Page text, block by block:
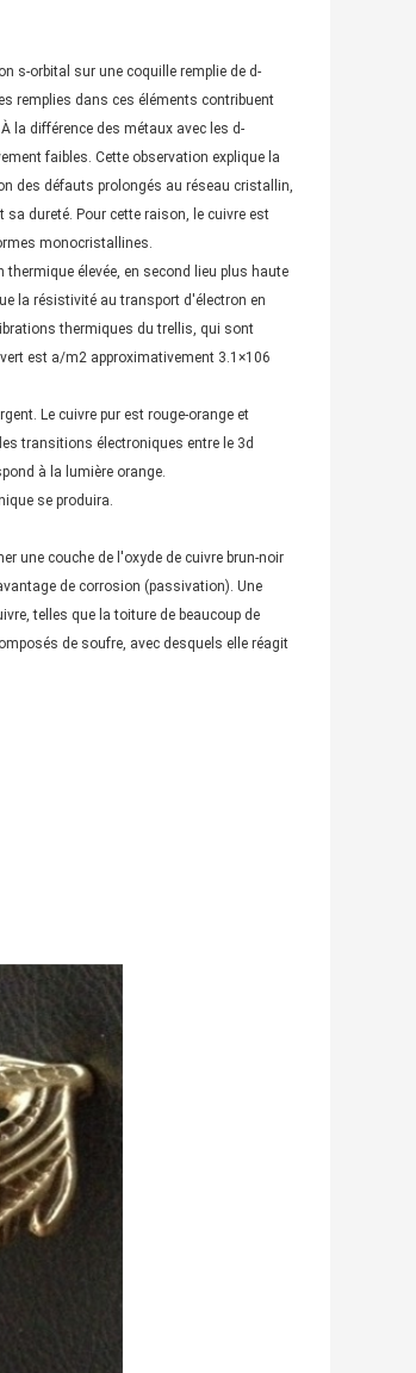
s-orbital sur une coquille remplie de d-
remplies dans ces éléments contribuent
la différence des métaux avec les d-
faibles. Cette observation explique la
des défauts prolongés au réseau cristallin,
dureté. Pour cette raison, le cuivre est
monocristallines.
élevée, en second lieu plus haute
la résistivité au transport d'électron en
thermiques du trellis, qui sont
est a/m2 approximativement 3.1×106
Le cuivre pur est rouge-orange et
transitions électroniques entre le 3d
à la lumière orange.
se produira.
une couche de l'oxyde de cuivre brun-noir
de corrosion (passivation). Une
telles que la toiture de beaucoup de
de soufre, avec desquels elle réagit